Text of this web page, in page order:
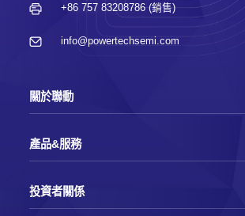
+86 757 83208786 (銷售)
info@powertechsemi.com
關於聯動
產品&服務
投資者關係